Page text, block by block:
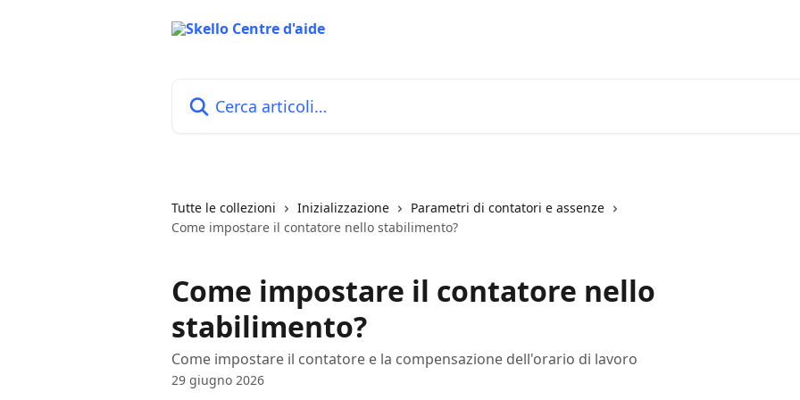
Tutte le collezioni Inizializzazione
Parametri di contatori e assenze
Come impostare il contatore nello stabilimento?
Come impostare il contatore nello
stabilimento?
Come impostare il contatore e la compensazione dell'orario di lavoro
29 giugno 2026